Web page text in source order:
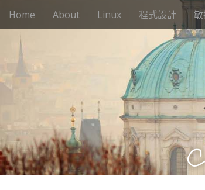
M
e
i
c
n
t
Home About Linux 程式設計